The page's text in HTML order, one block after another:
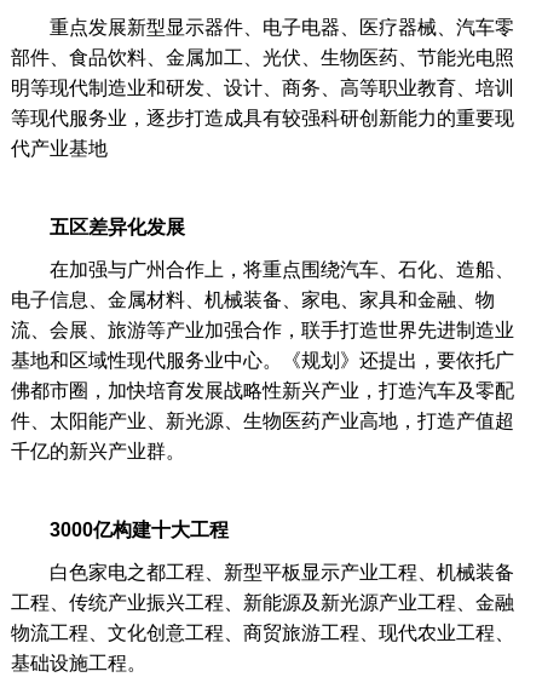
重点发展新型显示器件、电子电器、医疗器械、汽车零
部件、食品饮料、金属加工、光伏、生物医药、节能光电照
明等现代制造业和研发、设计、商务、高等职业教育、培训
等现代服务业，逐步打造成具有较强科研创新能力的重要现
代产业基地
五区差异化发展
在加强与广州合作上，将重点围绕汽车、石化、造船、
电子信息、金属材料、机械装备、家电、家具和金融、物
流、会展、旅游等产业加强合作，联手打造世界先进制造业
基地和区域性现代服务业中心。《规划》还提出，要依托广
佛都市圈，加快培育发展战略性新兴产业，打造汽车及零配
件、太阳能产业、新光源、生物医药产业高地，打造产值超
千亿的新兴产业群。
3000亿构建十大工程
白色家电之都工程、新型平板显示产业工程、机械装备
工程、传统产业振兴工程、新能源及新光源产业工程、金融
物流工程、文化创意工程、商贸旅游工程、现代农业工程、
基础设施工程。